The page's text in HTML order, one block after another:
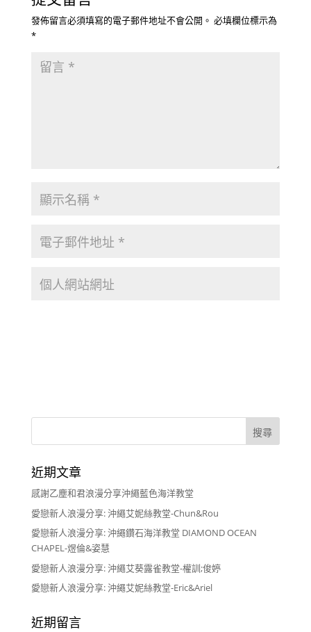
發佈留言必須填寫的電子郵件地址不會公開。 必填欄位標示為
*
近期文章
感謝乙塵和君浪漫分享沖繩藍色海洋教堂
愛戀新人浪漫分享: 沖繩艾妮絲教堂-Chun&Rou
愛戀新人浪漫分享: 沖繩鑽石海洋教堂 DIAMOND OCEAN
CHAPEL-煜倫&姿慧
愛戀新人浪漫分享: 沖繩艾葵露雀教堂-權訓;俊婷
愛戀新人浪漫分享: 沖繩艾妮絲教堂-Eric&Ariel
近期留言